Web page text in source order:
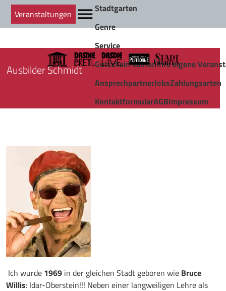
Veranstaltungen
Stadtgarten
Genre
Service
Gutschein kaufenIhre eigene
AnsprechpartnerJobsZahlungsarten
KontaktformularAGBImpressum
Ausbilder Schmidt
Ich wurde 1969 in der gleichen Stadt geboren wie Bruce
Willis: Idar-Oberstein!!! Neben einer langweiligen Lehre als